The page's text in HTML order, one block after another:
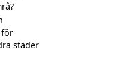
för
städer